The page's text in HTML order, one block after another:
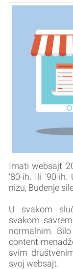
Imati websajt
‘80-ih. Ili ‘90-
nizu, Buđenje
U svakom
svakom
normalnim.
content
svim
svoj websajt.